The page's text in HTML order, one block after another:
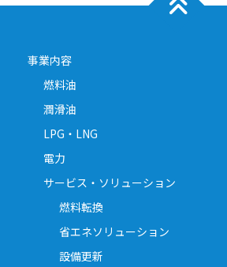
事業内容
燃料油
潤滑油
LPG・LNG
電力
サービス・ソリューション
燃料転換
省エネソリューション
設備更新